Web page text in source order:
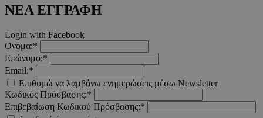
ΝΕΑ ΕΓΓΡΑΦΗ
Login with Facebook
Ονομα:*
Επώνυμο:*
Email:*
Επιθυμώ να λαμβάνω ενημερώσεις μέσω Newsletter
Κωδικός Πρόσβασης:*
Επιβεβαίωση Κωδικού Πρόσβασης:*
AdSphere-GDPR